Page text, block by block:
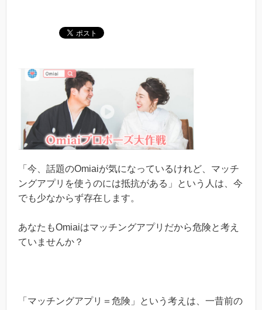
「今、話題のOmiaiが気になっているけれど、マッチ
ングアプリを使うのには抵抗がある」という人は、今
でも少なからず存在します。
あなたもOmiaiはマッチングアプリだから危険と考え
ていませんか？
「マッチングアプリ＝危険」という考えは、一昔前の